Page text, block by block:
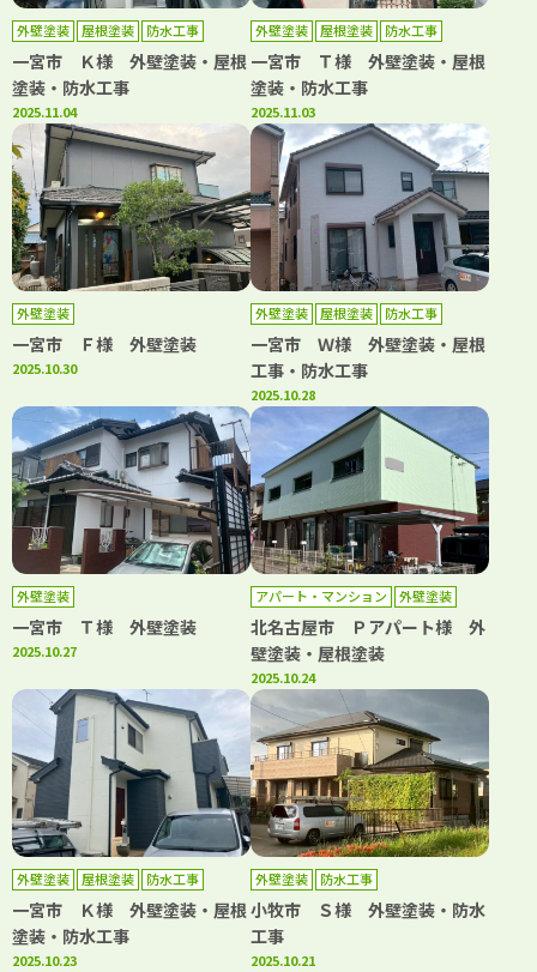
外壁塗装 屋根塗装 防水工事
一宮市 Ｋ様 外壁塗装・屋根
塗装・防水工事
2025.11.04
外壁塗装 屋根塗装 防水工事
一宮市 Ｔ様 外壁塗装・屋根
塗装・防水工事
2025.11.03
外壁塗装
一宮市 Ｆ様 外壁塗装
2025.10.30
外壁塗装 屋根塗装 防水工事
一宮市 Ｗ様 外壁塗装・屋根
工事・防水工事
2025.10.28
外壁塗装
一宮市 Ｔ様 外壁塗装
2025.10.27
アパート・マンション
外壁塗装
屋根塗装
防水工事
北名古屋市 Ｐアパート様 外
壁塗装・屋根塗装
2025.10.24
外壁塗装 屋根塗装 防水工事
一宮市 Ｋ様 外壁塗装・屋根
塗装・防水工事
2025.10.23
外壁塗装 防水工事
小牧市 Ｓ様 外壁塗装・防水
工事
2025.10.21